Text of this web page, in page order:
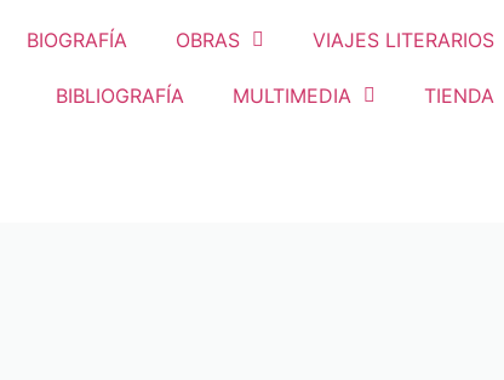
BIOGRAFÍA OBRAS VIAJES LITERARIOS
BIBLIOGRAFÍA MULTIMEDIA TIENDA